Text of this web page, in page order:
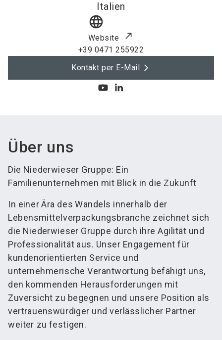
Italien
language
Website
+39 0471 255922
Kontakt per E-Mail
Über uns
Die Niederwieser Gruppe: Ein
Familienunternehmen mit Blick in die Zukunft
In einer Ära des Wandels innerhalb der
Lebensmittelverpackungsbranche zeichnet sich
die Niederwieser Gruppe durch ihre Agilität und
Professionalität aus. Unser Engagement für
kundenorientierten Service und
unternehmerische Verantwortung befähigt uns,
den kommenden Herausforderungen mit
Zuversicht zu begegnen und unsere Position als
vertrauenswürdiger und verlässlicher Partner
weiter zu festigen.